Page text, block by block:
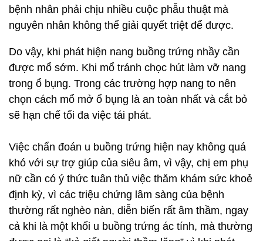
bệnh nhân phải chịu nhiều cuộc phẫu thuật mà
nguyên nhân không thể giải quyết triệt để được.
Do vậy, khi phát hiện nang buồng trứng nhầy cần
được mổ sớm. Khi mổ tránh chọc hút làm vỡ nang
trong ổ bụng. Trong các trường hợp nang to nên
chọn cách mổ mở ổ bụng là an toàn nhất và cắt bỏ
sẽ hạn chế tối đa việc tái phát.
Việc chẩn đoán u buồng trứng hiện nay không quá
khó với sự trợ giúp của siêu âm, vì vậy, chị em phụ
nữ cần có ý thức tuân thủ việc thăm khám sức khoẻ
định kỳ, vì các triệu chứng lâm sàng của bệnh
thường rất nghèo nàn, diễn biến rất âm thầm, ngay
cả khi là một khối u buồng trứng ác tính, mà thường